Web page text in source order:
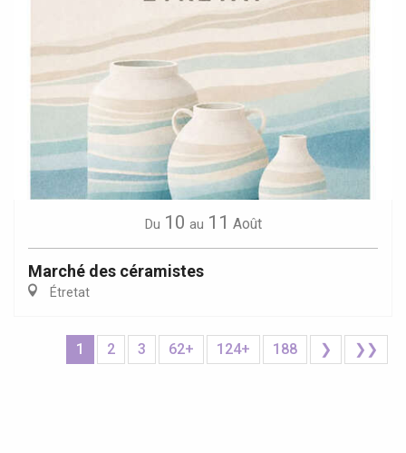
Du 10 au 11 Août
Marché des céramistes
Étretat
1 2 3 62+ 124+ 188 ❯ ❯❯